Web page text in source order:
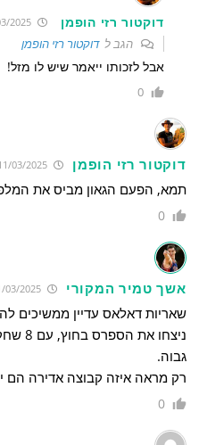
דוקטור רזי הופמן
הגב לדוקטור רזי הופמן
אבל לזכותו ייאמר שיש לו מזל!
0
דוקטור רזי הופמן
תמא, הפעם הגאון מביס את
0
אשך טמיר המקורי
שאריות דאלאס עדיין ממשיכים
ניצחו
גבוה.
רק מראה איזה קבוצה אדירה הם
0